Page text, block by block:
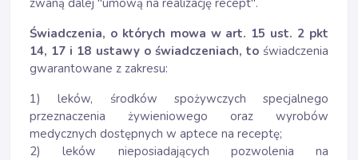
zwaną dalej "umową na realizację recept".
Świadczenia, o których mowa w art. 15 ust. 2 pkt
14, 17 i 18 ustawy o świadczeniach, toświadczenia
gwarantowane z zakresu:
1) leków, środków spożywczych specjalnego
przeznaczenia żywieniowego oraz wyrobów
medycznych dostępnych w aptece na receptę;
2) leków nieposiadających pozwolenia na